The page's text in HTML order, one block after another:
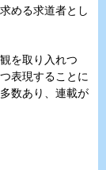
める求道者とし
を取り入れつ
表現することに
数あり、連載が